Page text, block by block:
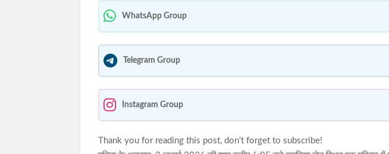
WhatsApp Group
Telegram Group
Instagram Group
Thank you for reading this post, don't forget to subscribe!